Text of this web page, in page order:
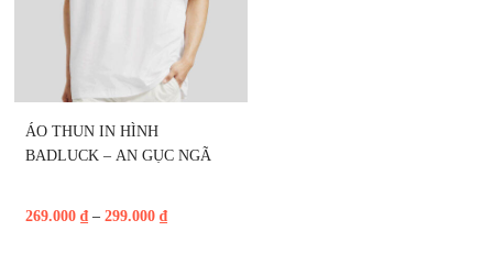
ÁO THUN IN HÌNH
BADLUCK – AN GỤC NGÃ
269.000 ₫ – 299.000 ₫